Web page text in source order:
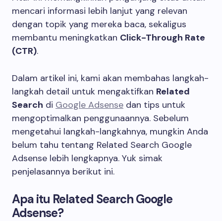
mencari informasi lebih lanjut yang relevan
dengan topik yang mereka baca, sekaligus
membantu meningkatkan Click-Through Rate
(CTR).
Dalam artikel ini, kami akan membahas langkah-
langkah detail untuk mengaktifkan Related
Search di Google Adsense dan tips untuk
mengoptimalkan penggunaannya. Sebelum
mengetahui langkah-langkahnya, mungkin Anda
belum tahu tentang Related Search Google
Adsense lebih lengkapnya. Yuk simak
penjelasannya berikut ini.
Apa itu Related Search Google
Adsense?